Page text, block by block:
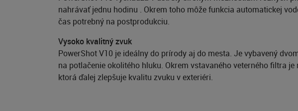
nahrávať jednu hodinu . Okrem toho môže funkcia automatickej
čas potrebný na postprodukciu.
Vysoko kvalitný zvuk
PowerShot V10 je ideálny do prírody aj do mesta. Je vybavený
na potlačenie okolitého hluku. Okrem vstavaného veterného filtra
ktorá ďalej zlepšuje kvalitu zvuku v exteriéri.